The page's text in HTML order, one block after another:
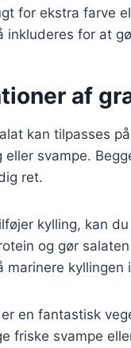
for ekstra farve
inkluderes for at
af
kan tilpasses
eller svampe.
ret.
kylling, kan
og gør
marinere
er en fantastisk
friske svampe